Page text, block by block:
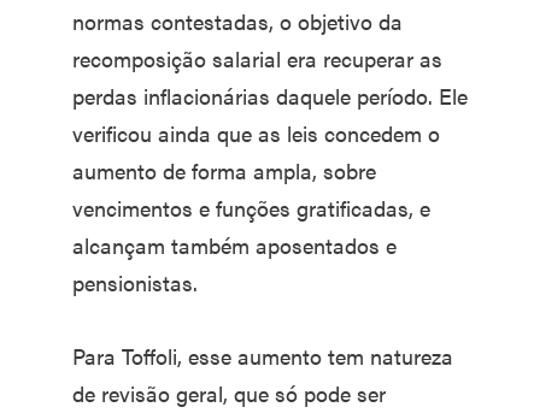
normas contestadas, o objetivo da
recomposição salarial era recuperar as
perdas inflacionárias daquele período. Ele
verificou ainda que as leis concedem o
aumento de forma ampla, sobre
vencimentos e funções gratificadas, e
alcançam também aposentados e
pensionistas.
Para Toffoli, esse aumento tem natureza
de revisão geral, que só pode ser